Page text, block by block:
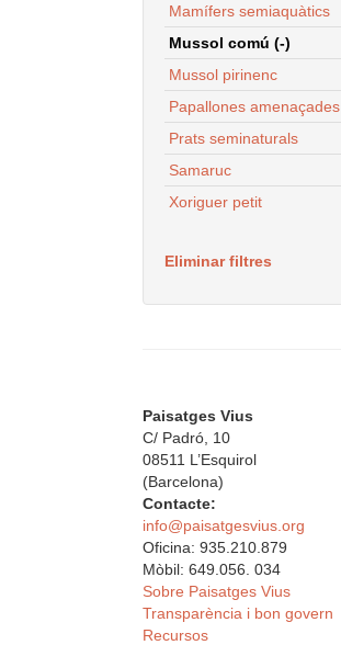
Mamífers semiaquàtics
Mussol comú (-)
Mussol pirinenc
Papallones amenaçades
Prats seminaturals
Samaruc
Xoriguer petit
Eliminar filtres
Paisatges Vius
C/ Padró, 10
08511 L’Esquirol
(Barcelona)
Contacte:
info@paisatgesvius.org
Oficina: 935.210.879
Mòbil: 649.056. 034
Sobre Paisatges Vius
Transparència i bon govern
Recursos